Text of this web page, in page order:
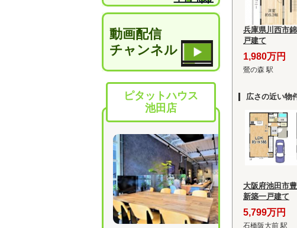
兵庫県川西市
戸建て
1,980万円
鶯の森 駅
広さの近い物
大阪府池田市
新築一戸建て
5,799万円
石橋阪大前 駅
動画配信
チャンネル
ピタットハウス
池田店